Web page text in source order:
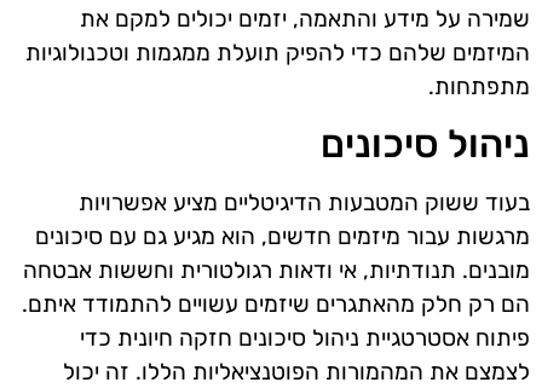
שמירה על מידע והתאמה, יזמים יכולים למקם את
המיזמים שלהם כדי להפיק תועלת ממגמות וטכנולוגיות
מתפתחות.
ניהול סיכונים
בעוד ששוק המטבעות הדיגיטליים מציע אפשרויות
מרגשות עבור מיזמים חדשים, הוא מגיע גם עם סיכונים
מובנים. תנודתיות, אי ודאות רגולטורית וחששות אבטחה
הם רק חלק מהאתגרים שיזמים עשויים להתמודד איתם.
פיתוח אסטרטגיית ניהול סיכונים חזקה חיונית כדי
לצמצם את המהמורות הפוטנציאליות הללו. זה יכול